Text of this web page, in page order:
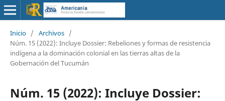
Inicio / Archivos /
Núm. 15 (2022): Incluye Dossier: Rebeliones y formas de resistencia
indígena a la dominación colonial en las tierras altas de la
Gobernación del Tucumán
Núm. 15 (2022): Incluye Dossier: